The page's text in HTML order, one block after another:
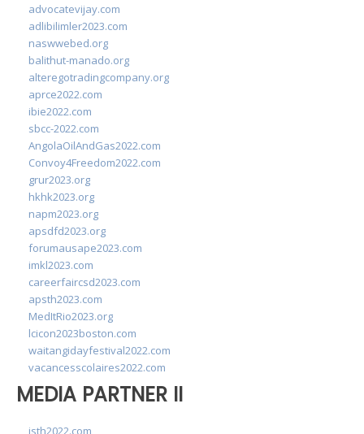
advocatevijay.com
adlibilimler2023.com
naswwebed.org
balithut-manado.org
alteregotradingcompany.org
aprce2022.com
ibie2022.com
sbcc-2022.com
AngolaOilAndGas2022.com
Convoy4Freedom2022.com
grur2023.org
hkhk2023.org
napm2023.org
apsdfd2023.org
forumausape2023.com
imkl2023.com
careerfaircsd2023.com
apsth2023.com
MedItRio2023.org
lcicon2023boston.com
waitangidayfestival2022.com
vacancesscolaires2022.com
MEDIA PARTNER II
isth2022.com